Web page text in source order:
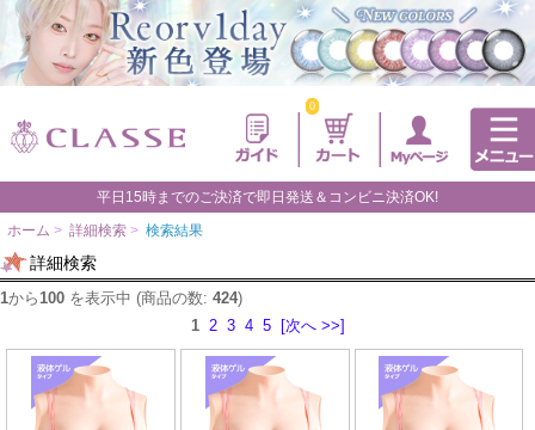
0
平日15時までのご決済で即日発送＆コンビニ決済OK!
ホーム > 詳細検索 > 検索結果
詳細検索
1から 100 を表示中 (商品の数: 424)
1
2 3 4 5 [次へ >>]